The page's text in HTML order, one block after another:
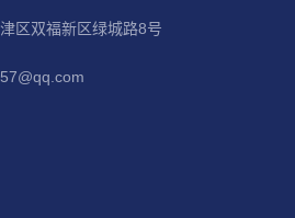
区双福新区绿城路8号